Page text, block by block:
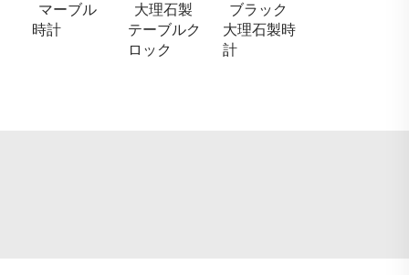
マーブル
時計
大理石製
テーブルク
ロック
ブラック
大理石製時
計